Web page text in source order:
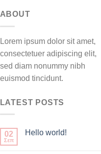
ABOUT
Lorem ipsum dolor sit amet,
consectetuer adipiscing elit,
sed diam nonummy nibh
euismod tincidunt.
LATEST POSTS
02
Σεπ
Hello world!